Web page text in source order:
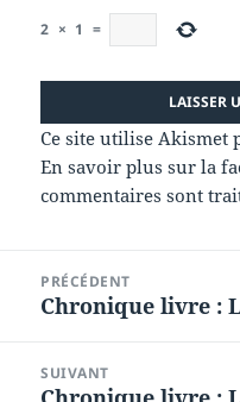
2 × 1 =
Ce site utilise Akismet
En savoir plus sur la
commentaires sont
l’article
PRÉCÉDENT
Article
Chronique livre :
SUIVANT
Article